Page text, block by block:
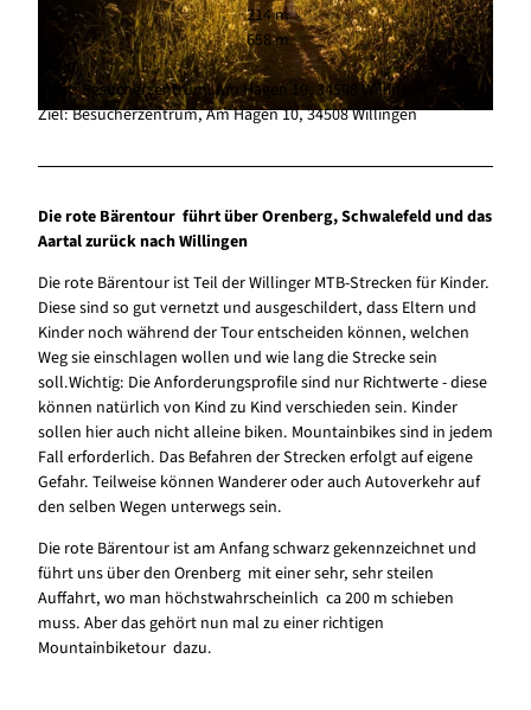
© Sabrina Voss, Sauerland-Tourismus e.V. | CC-BY-SA
© Sabrina Voss, Sauerland-Tourismus e.V. |
CC-BY-SA
© Sabrina Voss, Sauerland-Tourismus e.V. |
CC-BY-SA
210 m
214 m
521 m
658 m
137 m
Start: Besucherzentrum, Am Hagen 10, 34508 Willingen
Ziel: Besucherzentrum, Am Hagen 10, 34508 Willingen
Die rote Bärentour führt über Orenberg, Schwalefeld und das
Aartal zurück nach Willingen
Die rote Bärentour ist Teil der Willinger MTB-Strecken für Kinder.
Diese sind so gut vernetzt und ausgeschildert, dass Eltern und
Kinder noch während der Tour entscheiden können, welchen
Weg sie einschlagen wollen und wie lang die Strecke sein
soll.Wichtig: Die Anforderungsprofile sind nur Richtwerte - diese
können natürlich von Kind zu Kind verschieden sein. Kinder
sollen hier auch nicht alleine biken. Mountainbikes sind in jedem
Fall erforderlich. Das Befahren der Strecken erfolgt auf eigene
Gefahr. Teilweise können Wanderer oder auch Autoverkehr auf
den selben Wegen unterwegs sein.
Die rote Bärentour ist am Anfang schwarz gekennzeichnet und
führt uns über den Orenberg mit einer sehr, sehr steilen
Auffahrt, wo man höchstwahrscheinlich ca 200 m schieben
muss. Aber das gehört nun mal zu einer richtigen
Mountainbiketour dazu.